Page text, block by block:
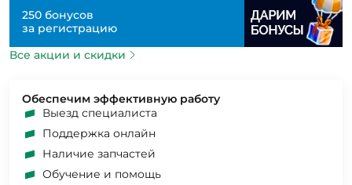
250 бонусов
за регистрацию
Все акции и скидки
Обеспечим эффективную работу
Выезд специалиста
Поддержка онлайн
Наличие запчастей
Обучение и помощь